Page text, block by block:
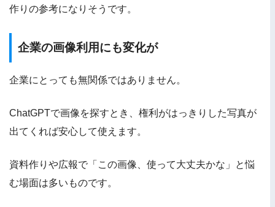
作りの参考になりそうです。
企業の画像利用にも変化が
企業にとっても無関係ではありません。
ChatGPTで画像を探すとき、権利がはっきりした写真が
出てくれば安心して使えます。
資料作りや広報で「この画像、使って大丈夫かな」と悩
む場面は多いものです。